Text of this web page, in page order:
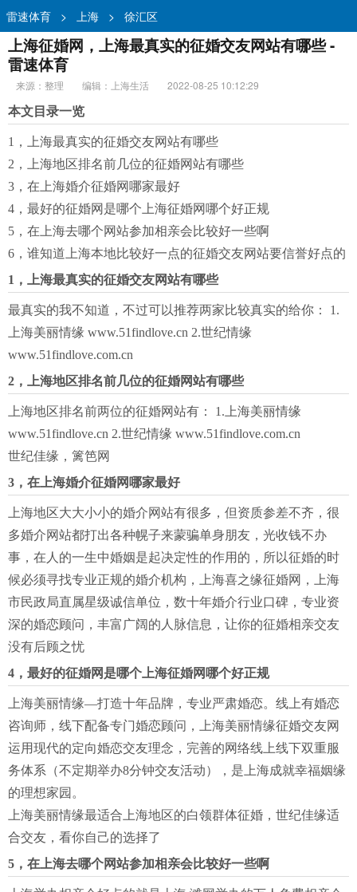
雷速体育 > 上海 > 徐汇区
上海征婚网，上海最真实的征婚交友网站有哪些 -
雷速体育
来源：整理 编辑：上海生活
2022-08-25 10:12:29
本文目录一览
1，上海最真实的征婚交友网站有哪些
2，上海地区排名前几位的征婚网站有哪些
3，在上海婚介征婚网哪家最好
4，最好的征婚网是哪个上海征婚网哪个好正规
5，在上海去哪个网站参加相亲会比较好一些啊
6，谁知道上海本地比较好一点的征婚交友网站要信誉好点的
1，上海最真实的征婚交友网站有哪些
最真实的我不知道，不过可以推荐两家比较真实的给你： 1.
上海美丽情缘 www.51findlove.cn 2.世纪情缘
www.51findlove.com.cn
2，上海地区排名前几位的征婚网站有哪些
上海地区排名前两位的征婚网站有： 1.上海美丽情缘
www.51findlove.cn 2.世纪情缘 www.51findlove.com.cn
世纪佳缘，篱笆网
3，在上海婚介征婚网哪家最好
上海地区大大小小的婚介网站有很多，但资质参差不齐，很
多婚介网站都打出各种幌子来蒙骗单身朋友，光收钱不办
事，在人的一生中婚姻是起决定性的作用的，所以征婚的时
候必须寻找专业正规的婚介机构，上海喜之缘征婚网，上海
市民政局直属星级诚信单位，数十年婚介行业口碑，专业资
深的婚恋顾问，丰富广阔的人脉信息，让你的征婚相亲交友
没有后顾之忧
4，最好的征婚网是哪个上海征婚网哪个好正规
上海美丽情缘—打造十年品牌，专业严肃婚恋。线上有婚恋
咨询师，线下配备专门婚恋顾问，上海美丽情缘征婚交友网
运用现代的定向婚恋交友理念，完善的网络线上线下双重服
务体系（不定期举办8分钟交友活动），是上海成就幸福姻缘
的理想家园。
上海美丽情缘最适合上海地区的白领群体征婚，世纪佳缘适
合交友，看你自己的选择了
5，在上海去哪个网站参加相亲会比较好一些啊